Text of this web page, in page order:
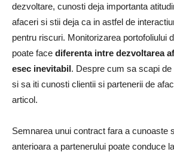
dezvoltare, cunosti deja importanta
afaceri si stii deja ca in astfel de
pentru riscuri. Monitorizarea portofoliului
poate face diferenta intre dezvoltarea
esec inevitabil. Despre cum sa scapi
si sa iti cunosti clientii si partenerii de
articol.
Semnarea unui contract fara a cunoaste
anterioara a partenerului poate conduce